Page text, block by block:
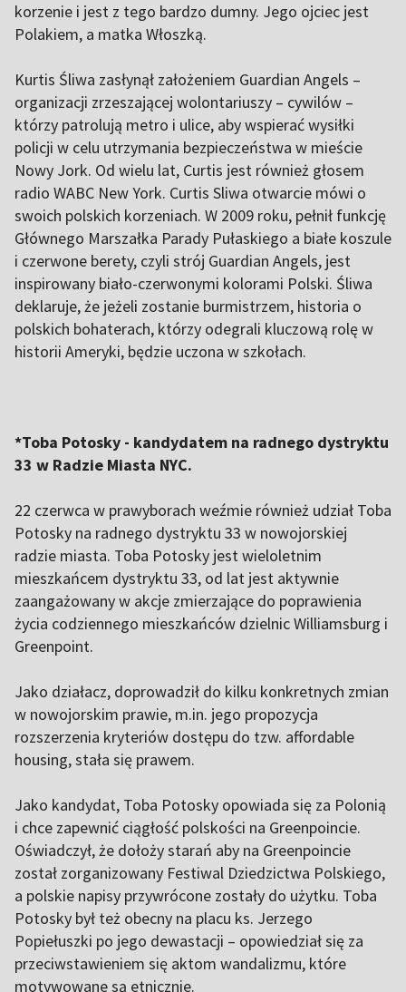
korzenie i jest z tego bardzo dumny. Jego ojciec jest
Polakiem, a matka Włoszką.
Kurtis Śliwa zasłynął założeniem Guardian Angels –
organizacji zrzeszającej wolontariuszy – cywilów –
którzy patrolują metro i ulice, aby wspierać wysiłki
policji w celu utrzymania bezpieczeństwa w mieście
Nowy Jork. Od wielu lat, Curtis jest również głosem
radio WABC New York. Curtis Sliwa otwarcie mówi o
swoich polskich korzeniach. W 2009 roku, pełnił funkcję
Głównego Marszałka Parady Pułaskiego a białe koszule
i czerwone berety, czyli strój Guardian Angels, jest
inspirowany biało-czerwonymi kolorami Polski. Śliwa
deklaruje, że jeżeli zostanie burmistrzem, historia o
polskich bohaterach, którzy odegrali kluczową rolę w
historii Ameryki, będzie uczona w szkołach.
*Toba Potosky - kandydatem na radnego dystryktu
33 w Radzie Miasta NYC.
22 czerwca w prawyborach weźmie również udział Toba
Potosky na radnego dystryktu 33 w nowojorskiej
radzie miasta. Toba Potosky jest wieloletnim
mieszkańcem dystryktu 33, od lat jest aktywnie
zaangażowany w akcje zmierzające do poprawienia
życia codziennego mieszkańców dzielnic Williamsburg i
Greenpoint.
Jako działacz, doprowadził do kilku konkretnych zmian
w nowojorskim prawie, m.in. jego propozycja
rozszerzenia kryteriów dostępu do tzw. affordable
housing, stała się prawem.
Jako kandydat, Toba Potosky opowiada się za Polonią
i chce zapewnić ciągłość polskości na Greenpoincie.
Oświadczył, że dołoży starań aby na Greenpoincie
został zorganizowany Festiwal Dziedzictwa Polskiego,
a polskie napisy przywrócone zostały do użytku. Toba
Potosky był też obecny na placu ks. Jerzego
Popiełuszki po jego dewastacji – opowiedział się za
przeciwstawieniem się aktom wandalizmu, które
motywowane są etnicznie.